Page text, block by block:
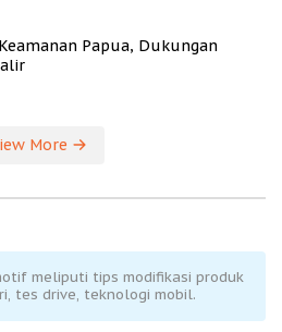
Papua, Dukungan
More
meliputi tips modifikasi produk
tes drive, teknologi mobil.